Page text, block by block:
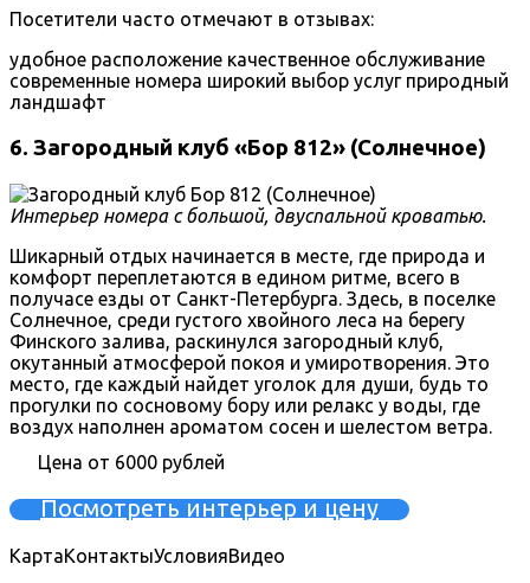
Посетители часто отмечают в отзывах:
удобное расположение качественное обслуживание
современные номера широкий выбор услуг природный
ландшафт
6. Загородный клуб «Бор 812» (Солнечное)
Интерьер номера с большой, двуспальной кроватью.
Шикарный отдых начинается в месте, где природа и
комфорт переплетаются в едином ритме, всего в
получасе езды от Санкт-Петербурга. Здесь, в поселке
Солнечное, среди густого хвойного леса на берегу
Финского залива, раскинулся загородный клуб,
окутанный атмосферой покоя и умиротворения. Это
место, где каждый найдет уголок для души, будь то
прогулки по сосновому бору или релакс у воды, где
воздух наполнен ароматом сосен и шелестом ветра.
Цена от 6000 рублей
Посмотреть интерьер и цену
КартаКонтактыУсловияВидео